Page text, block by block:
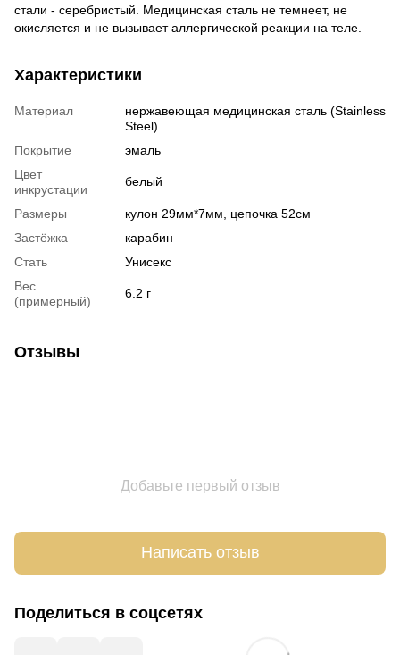
стали - серебристый. Медицинская сталь не темнеет, не
окисляется и не вызывает аллергической реакции на теле.
Характеристики
Материал
нержавеющая медицинская сталь (Stainless
Steel)
Покрытие
эмаль
Цвет
инкрустации
белый
Размеры
кулон 29мм*7мм, цепочка 52см
Застёжка
карабин
Стать
Унисекс
Вес
(примерный)
6.2 г
Отзывы
Добавьте первый отзыв
Написать отзыв
Поделиться в соцсетях